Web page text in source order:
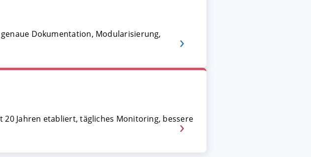
Dokumentation, Modularisierung,
20 Jahren etabliert, tägliches Monitoring, bessere